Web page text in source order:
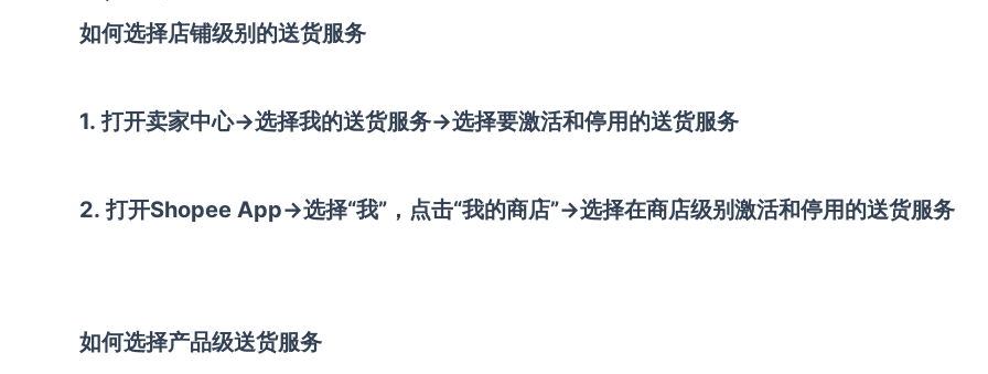
如何选择店铺级别的送货服务
1. 打开卖家中心→选择我的送货服务→选择要激活和停用的送货服务
2. 打开Shopee App→选择“我”，点击“我的商店”→选择在商店级别激活和停用的送货服务
如何选择产品级送货服务